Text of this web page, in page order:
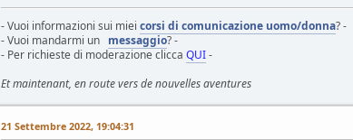
- Vuoi informazioni sui miei corsi di comunicazione uomo/donna? -
- Vuoi mandarmi un messaggio? -
- Per richieste di moderazione clicca QUI-
Et maintenant, en route vers de nouvelles aventures
21 Settembre 2022, 19:04:31